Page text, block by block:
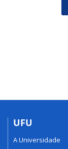
UFU
A Universidade